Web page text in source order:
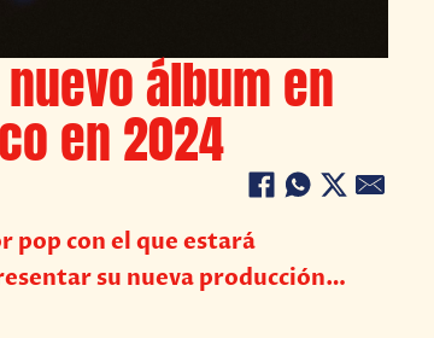
álbum en
en 2024
pop con el que estará
su nueva producción…